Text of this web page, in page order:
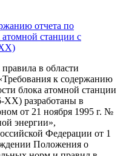
отчета по
станции с
в области
к содержанию
блока атомной станции
разработаны в
от 21 ноября 1995 г. №
энергии»,
Федерации от 1
Положения о